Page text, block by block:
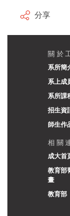
分享
關於
系所簡
系上成
系所課
招生資
師生作
相關
成大首
教育部
畫
教育部